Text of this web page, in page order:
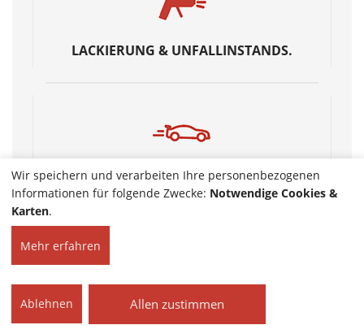
LACKIERUNG & UNFALLINSTANDS.
WIR STELLEN EIN
© 2026 Autoservice
Stübner | Alle Rechte
vorbehalten.
IMPRESSUM
COOKIE-EINSTELLUNGEN
Wir speichern und verarbeiten Ihre personenbezogenen
Informationen für folgende Zwecke: Notwendige Cookies &
Karten.
Mehr erfahren
Ablehnen Allen zustimmen